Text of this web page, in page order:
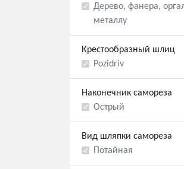
Дерево, фанера,
металлу
Крестообразный шлиц
Pozidriv
Наконечник самореза
Острый
Вид шляпки самореза
Потайная